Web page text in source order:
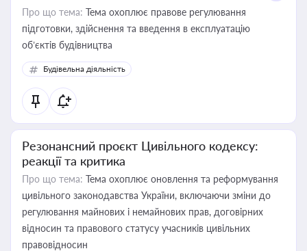
Про що тема: Тема охоплює правове регулювання
підготовки, здійснення та введення в експлуатацію
об’єктів будівництва
Будівельна діяльність
Резонансний проєкт Цивільного кодексу:
реакції та критика
Про що тема: Тема охоплює оновлення та реформування
цивільного законодавства України, включаючи зміни до
регулювання майнових і немайнових прав, договірних
відносин та правового статусу учасників цивільних
правовідносин